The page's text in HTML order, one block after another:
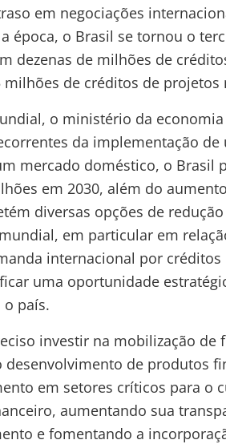
em negociações
época, o Brasil se tornou o
dezenas de milhões de
de créditos de projetos
o ministério da
da implementação
mercado doméstico, o Brasil
em 2030, além do
diversas opções de
em particular em
internacional por créditos
uma oportunidade
o país.
investir na mobilização
de produtos
em setores críticos para o
aumentando sua
e fomentando a